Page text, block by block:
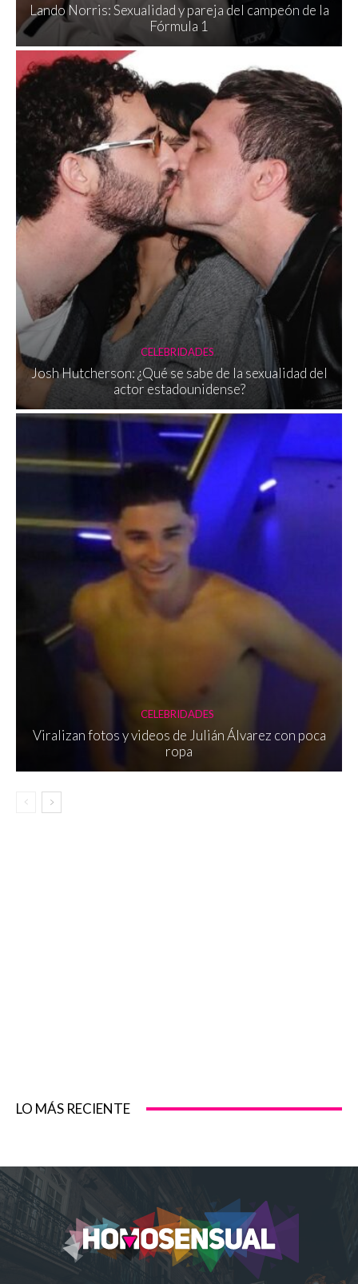
Lando Norris: Sexualidad y pareja del campeón de la
Fórmula 1
CELEBRIDADES
Josh Hutcherson: ¿Qué se sabe de la sexualidad del
actor estadounidense?
CELEBRIDADES
Viralizan fotos y videos de Julián Álvarez con poca
ropa
LO MÁS RECIENTE